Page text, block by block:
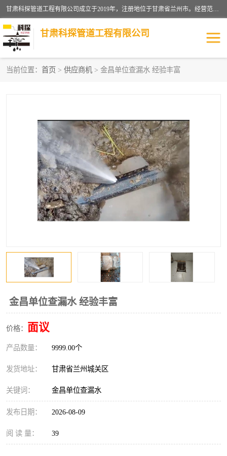
甘肃科探管道工程有限公司成立于2019年，注册地位于甘肃省兰州市。经营范围包括管道安装、清洗、疏通、维修、检测，防水工程，工程钻孔，化粪池清理，暖气安装，给排水管道安装维修，室内外管道如消防、供水、供热管道漏水检测定位，室内外防水堵漏等。
甘肃科探管道工程有限公司
当前位置： 首页 > 供应商机 > 金昌单位查漏水 经验丰富
金昌单位查漏水 经验丰富
价格： 面议
产品数量： 9999.00个
发货地址： 甘肃省兰州城关区
关键词： 金昌单位查漏水
发布日期： 2026-08-09
阅 读 量： 39
供热管道漏水 排水管道漏水
自来水管漏水 管道疏通
高压车疏通清淤